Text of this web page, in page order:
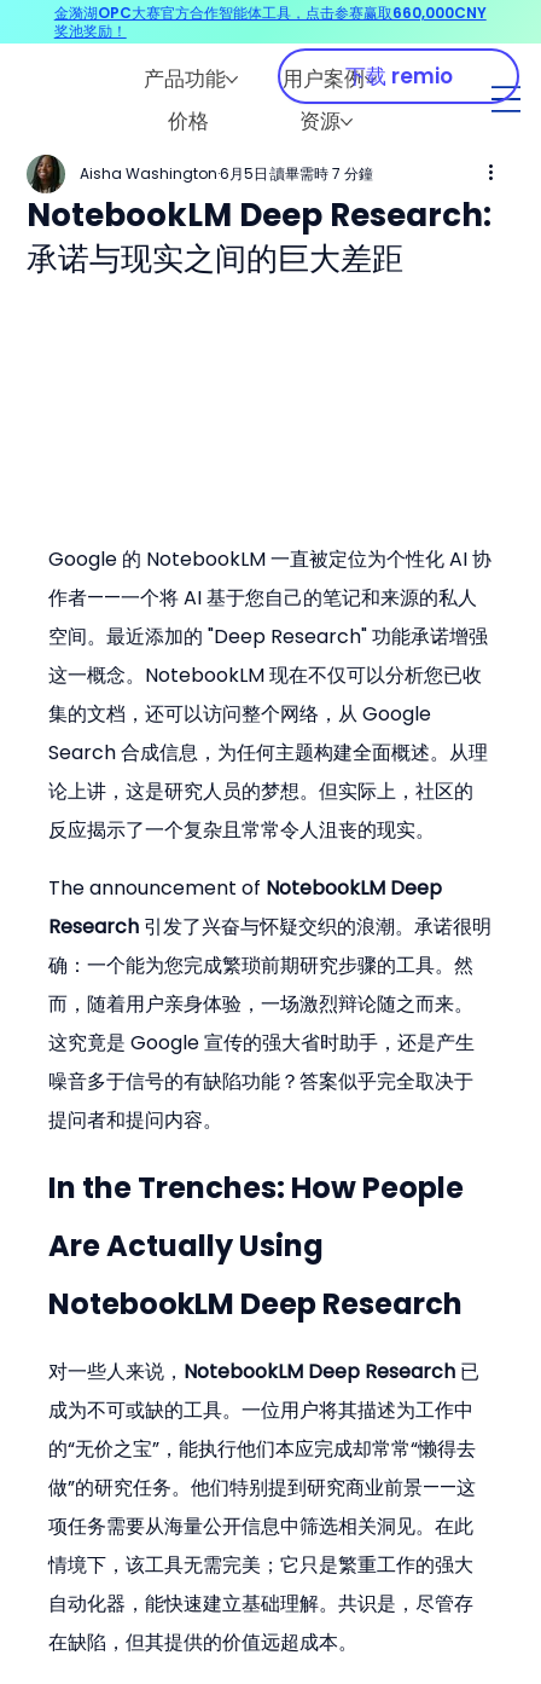
产品功能
用户案例
价格
资源
下载 remio
NotebookLM Deep Research:
承诺与现实之间的巨大差距
Aisha Washington 6月5日 讀畢需時 7 分鐘
Google 的 NotebookLM 一直被定位为个性化 AI 协
作者——一个将 AI 基于您自己的笔记和来源的私人
空间。最近添加的 "Deep Research" 功能承诺增强
这一概念。NotebookLM 现在不仅可以分析您已收
集的文档，还可以访问整个网络，从 Google
Search 合成信息，为任何主题构建全面概述。从理
论上讲，这是研究人员的梦想。但实际上，社区的
反应揭示了一个复杂且常常令人沮丧的现实。
The announcement of NotebookLM Deep
Research 引发了兴奋与怀疑交织的浪潮。承诺很明
确：一个能为您完成繁琐前期研究步骤的工具。然
而，随着用户亲身体验，一场激烈辩论随之而来。
这究竟是 Google 宣传的强大省时助手，还是产生
噪音多于信号的有缺陷功能？答案似乎完全取决于
提问者和提问内容。
In the Trenches: How People
Are Actually Using
NotebookLM Deep Research
对一些人来说， NotebookLM Deep Research 已
成为不可或缺的工具。一位用户将其描述为工作中
的“无价之宝”，能执行他们本应完成却常常“懒得去
做”的研究任务。他们特别提到研究商业前景——这
项任务需要从海量公开信息中筛选相关洞见。在此
情境下，该工具无需完美；它只是繁重工作的强大
自动化器，能快速建立基础理解。共识是，尽管存
在缺陷，但其提供的价值远超成本。
金漪湖OPC大赛官方合作智能体工具，点击参赛赢取660,000CNY
奖池奖励！